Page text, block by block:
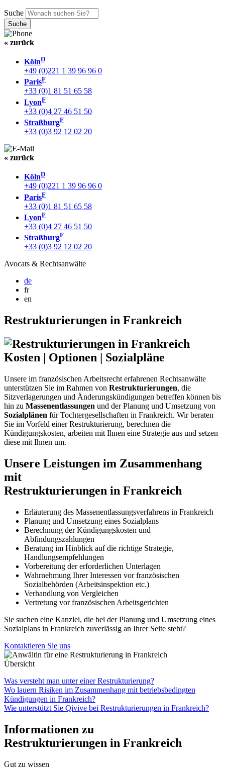
Suche
« zurück
KölnD
+49 (0)221 1 39 96 96 0
ParisF
+33 (0)1 81 51 65 58
LyonF
+33 (0)4 27 46 51 50
StraßburgF
+33 (0)3 92 12 02 20
« zurück
KölnD
+49 (0)221 1 39 96 96 0
ParisF
+33 (0)1 81 51 65 58
LyonF
+33 (0)4 27 46 51 50
StraßburgF
+33 (0)3 92 12 02 20
Avocats & Rechtsanwälte
de
fr
en
Restrukturierungen in Frankreich
Kosten | Optionen | Sozialpläne
Unsere im französischen Arbeitsrecht erfahrenen Rechtsanwälte
unterstützen Sie im Rahmen von Restrukturierungen, die
Sitzverlagerungen und Änderungskündigungen betreffen können bis
hin zu Massenentlassungen und der Planung und Umsetzung von
Sozialplänen für Tochtergesellschaften in Frankreich. Wir beraten
Sie im Vorfeld einer Restrukturierung, berechnen die
Kündigungskosten, arbeiten mit Ihnen eine Strategie aus und setzen
diese mit Ihnen um.
Unsere Leistungen im Zusammenhang
mit
Restrukturierungen in Frankreich
Erläuterung des Massenentlassungsverfahrens in Frankreich
Planung und Umsetzung eines Sozialplans
Berechnung der Kündigungskosten und
Abfindungszahlungen
Beratung im Hinblick auf die richtige Strategie,
Handlungsempfehlungen
Vorbereitung der erforderlichen Unterlagen
Wahrnehmung Ihrer Interessen vor französischen
Sozialbehörden (Arbeitsinspektion etc.)
Verhandlung von Vergleichen
Vertretung vor französischen Arbeitsgerichten
Sie suchen eine Kanzlei, die bei der Planung und Umsetzung eines
Sozialplans in Frankreich zuverlässig an Ihrer Seite steht?
Kontaktieren Sie uns
Übersicht
Was versteht man unter einer Restrukturierung?
Wo lauern Risiken im Zusammenhang mit betriebsbedingten
Kündigungen in Frankreich?
Wie unterstützt Sie Qivive bei Restrukturierungen in Frankreich?
Informationen zu
Restrukturierungen in Frankreich
Gut zu wissen